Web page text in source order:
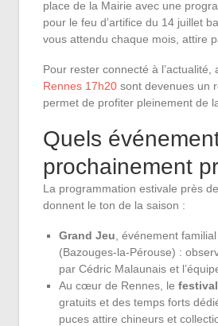
place de la Mairie avec une
pour le feu d’artifice du 14 juillet
vous attendu chaque mois, attire
Pour rester connecté à
Rennes 17h20 sont devenues un
permet de profiter pleinement de
Quels
prochainement
La programmation estivale près
donnent le ton de la saison :
Grand Jeu , événement
(Bazouges-la-Pérouse) :
par Cédric Malaunais et
Au cœur de Rennes, le
gratuits et des temps forts
puces attire chineurs et